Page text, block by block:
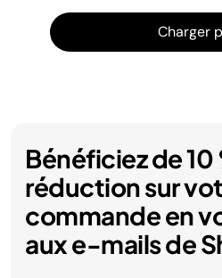
Charger
Bénéficiez de 10
réduction sur
commande en
aux e-mails de